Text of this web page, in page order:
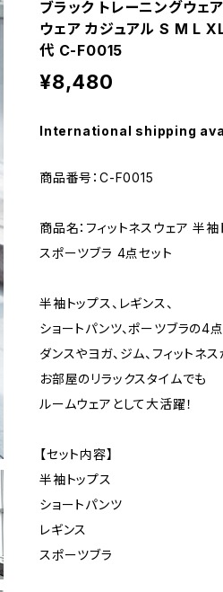
ブラック トレーニングウェ
ウェア カジュアル S M L
代 C-F0015
¥8,480
International shipping
商品番号：C-F0015
商品名：フィットネスウェア 半
スポーツブラ 4点セット
半袖トップス、レギンス、
ショートパンツ、ポーツブラの4
ダンスやヨガ、ジム、フィットネス
お部屋のリラックスタイムでも
ルームウェアとして大活躍！
【セット内容】
半袖トップス
ショートパンツ
レギンス
スポーツブラ